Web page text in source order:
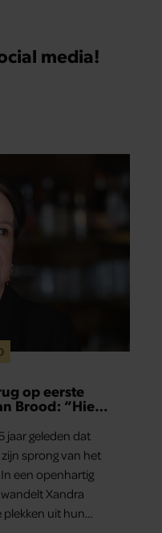
media!
op eerste
Brood: “Hier
jaar geleden dat
sprong van het
een openhartig
Xandra
plekken uit hun